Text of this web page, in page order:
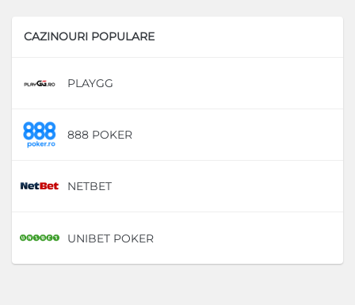
CAZINOURI POPULARE
PLAYGG
888 POKER
NETBET
UNIBET POKER